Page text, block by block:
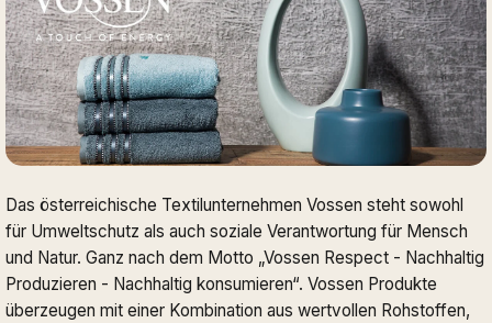
Das österreichische Textilunternehmen Vossen steht sowohl
für Umweltschutz als auch soziale Verantwortung für Mensch
und Natur. Ganz nach dem Motto „Vossen Respect - Nachhaltig
Produzieren - Nachhaltig konsumieren“. Vossen Produkte
überzeugen mit einer Kombination aus wertvollen Rohstoffen,